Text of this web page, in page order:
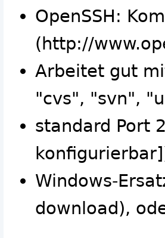
OpenSSH:
(http://
Arbeitet gut
"cvs", "svn",
standard Port
Windows-
download),